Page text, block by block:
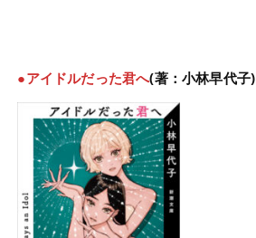
●アイドルだった君へ(著：小林早代子)